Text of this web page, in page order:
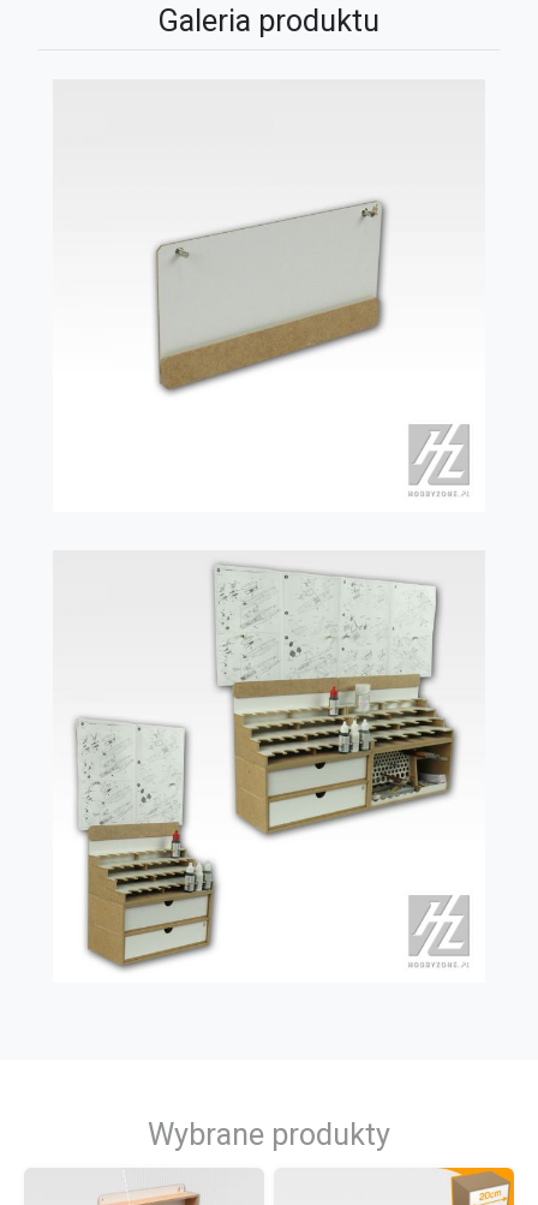
Galeria produktu
Wybrane produkty